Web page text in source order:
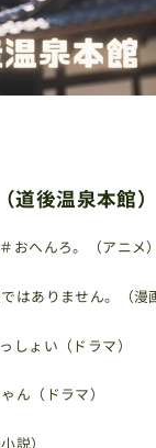
道後温泉本館
＃おへんろ。（アニメ
はありません。（漫
しょい（ドラマ）
ん（ドラマ）
説）